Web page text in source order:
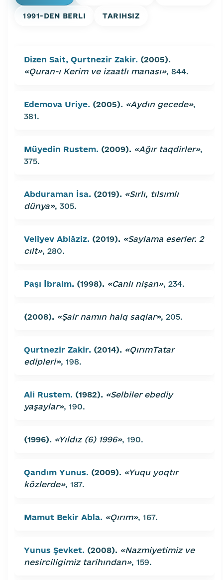
1991-DEN BERLI TARIHSIZ
Dizen Sait, Qurtnezir Zakir. (2005).
«Quran-ı Kerim ve izaatlı manası», 844.
Edemova Uriye. (2005). «Aydın gecede»,
381.
Müyedin Rustem. (2009). «Ağır taqdirler»,
375.
Abduraman İsa. (2019). «Sırlı, tılsımlı
dünya», 305.
Veliyev Ablâziz. (2019). «Saylama eserler. 2
cılt», 280.
Paşı İbraim. (1998). «Canlı nişan», 234.
(2008). «Şair namın halq saqlar», 205.
Qurtnezir Zakir. (2014). «QırımTatar
edipleri», 198.
Ali Rustem. (1982). «Selbiler ebediy
yaşaylar», 190.
(1996). «Yıldız (6) 1996», 190.
Qandım Yunus. (2009). «Yuqu yoqtır
közlerde», 187.
Mamut Bekir Abla. «Qırım», 167.
Yunus Şevket. (2008). «Nazmiyetimiz ve
nesirciligimiz tarihından», 159.